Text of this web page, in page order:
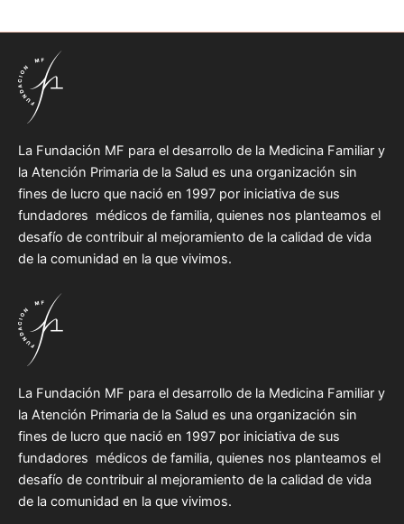
La Fundación MF para el desarrollo de la Medicina Familiar y
la Atención Primaria de la Salud es una organización sin
fines de lucro que nació en 1997 por iniciativa de sus
fundadores médicos de familia, quienes nos planteamos el
desafío de contribuir al mejoramiento de la calidad de vida
de la comunidad en la que vivimos.
La Fundación MF para el desarrollo de la Medicina Familiar y
la Atención Primaria de la Salud es una organización sin
fines de lucro que nació en 1997 por iniciativa de sus
fundadores médicos de familia, quienes nos planteamos el
desafío de contribuir al mejoramiento de la calidad de vida
de la comunidad en la que vivimos.